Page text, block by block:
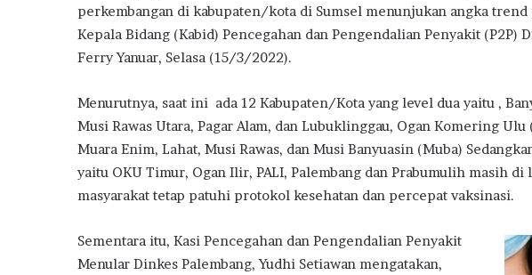
perkembangan di kabupaten/kota di Sumsel menunjukan angka
Kepala Bidang (Kabid) Pencegahan dan Pengendalian Penyakit (P2P)
Ferry Yanuar, Selasa (15/3/2022).
Menurutnya, saat ini ada 12 Kabupaten/Kota yang level dua yaitu ,
Musi Rawas Utara, Pagar Alam, dan Lubuklinggau, Ogan Komering
Muara Enim, Lahat, Musi Rawas, dan Musi Banyuasin (Muba)
yaitu OKU Timur, Ogan Ilir, PALI, Palembang dan Prabumulih masih
masyarakat tetap patuhi protokol kesehatan dan percepat vaksinasi.
Sementara itu, Kasi Pencegahan dan Pengendalian Penyakit
Menular Dinkes Palembang, Yudhi Setiawan mengatakan,